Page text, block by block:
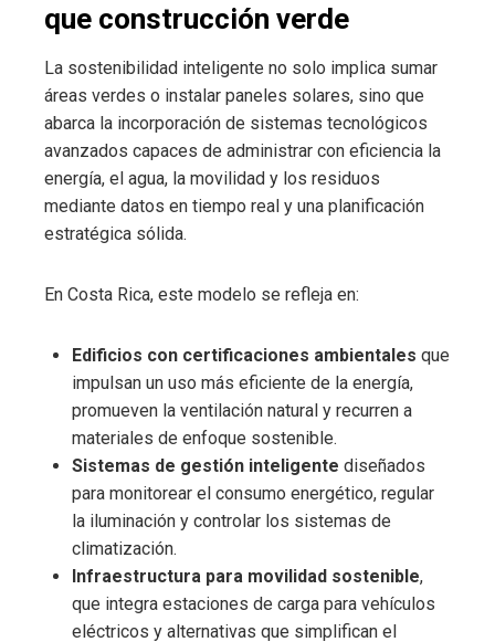
que construcción verde
La sostenibilidad inteligente no solo implica sumar
áreas verdes o instalar paneles solares, sino que
abarca la incorporación de sistemas tecnológicos
avanzados capaces de administrar con eficiencia la
energía, el agua, la movilidad y los residuos
mediante datos en tiempo real y una planificación
estratégica sólida.
En Costa Rica, este modelo se refleja en:
Edificios con certificaciones ambientales que
impulsan un uso más eficiente de la energía,
promueven la ventilación natural y recurren a
materiales de enfoque sostenible.
Sistemas de gestión inteligente diseñados
para monitorear el consumo energético, regular
la iluminación y controlar los sistemas de
climatización.
Infraestructura para movilidad sostenible,
que integra estaciones de carga para vehículos
eléctricos y alternativas que simplifican el